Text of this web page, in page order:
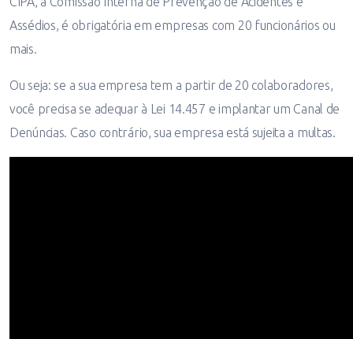
Assédios, é obrigatória em empresas com 20 funcionários ou
mais.
Ou seja: se a sua empresa tem a partir de 20 colaboradores,
você precisa se adequar à Lei 14.457 e implantar um Canal de
Denúncias. Caso contrário, sua empresa está sujeita a multas.